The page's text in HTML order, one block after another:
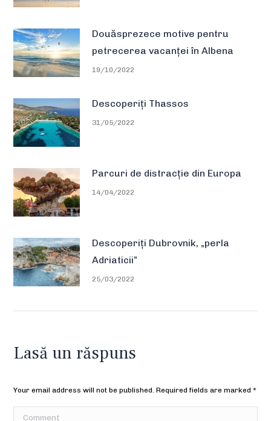
Douăsprezece motive pentru
petrecerea vacanței în Albena
19/10/2022
Descoperiți Thassos
31/05/2022
Parcuri de distracție din Europa
14/04/2022
Descoperiți Dubrovnik, „perla
Adriaticii”
25/03/2022
Lasă un răspuns
Your email address will not be published. Required fields are marked*
Comment